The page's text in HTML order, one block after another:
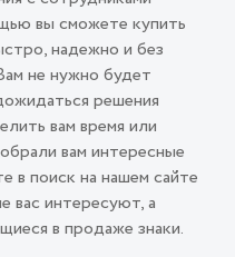
вы сможете купить
надежно и без
не нужно будет
решения
вам время или
вам интересные
в поиск на нашем сайте
вас интересуют, а
в продаже знаки.